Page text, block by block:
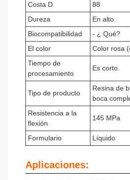
Costa D
88
Dureza
En alto.
Biocompatibilidad
- ¿ Qué?
El color
Color rosa
Tiempo de
procesamiento
Es corto.
Tipo de producto
Resina de
boca
Resistencia a la
flexión
145 MPa
Formulario Líquido
Aplicaciones: